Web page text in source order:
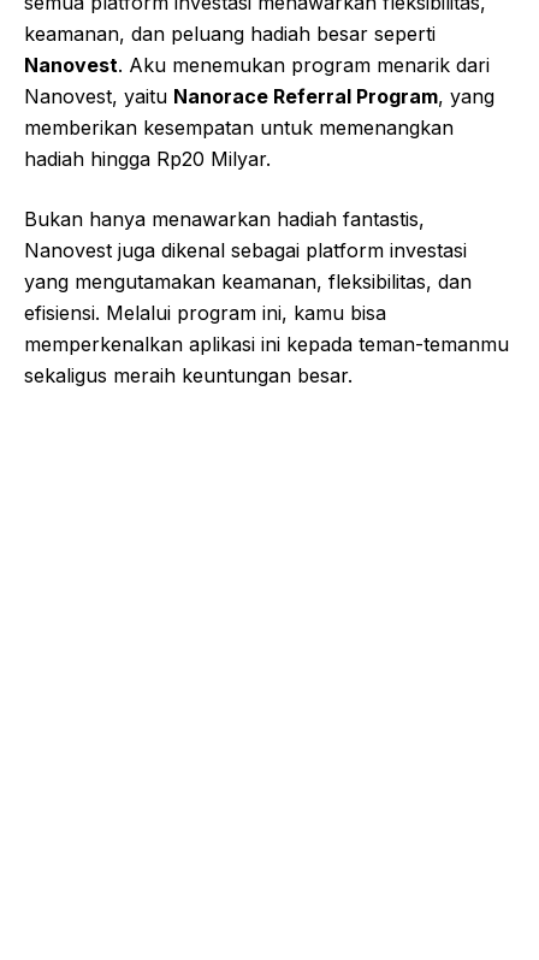
keamanan, dan peluang hadiah besar seperti
Nanovest. Aku menemukan program menarik dari
Nanovest, yaitu Nanorace Referral Program, yang
memberikan kesempatan untuk memenangkan
hadiah hingga Rp20 Milyar.
Bukan hanya menawarkan hadiah fantastis,
Nanovest juga dikenal sebagai platform investasi
yang mengutamakan keamanan, fleksibilitas, dan
efisiensi. Melalui program ini, kamu bisa
memperkenalkan aplikasi ini kepada teman-temanmu
sekaligus meraih keuntungan besar.